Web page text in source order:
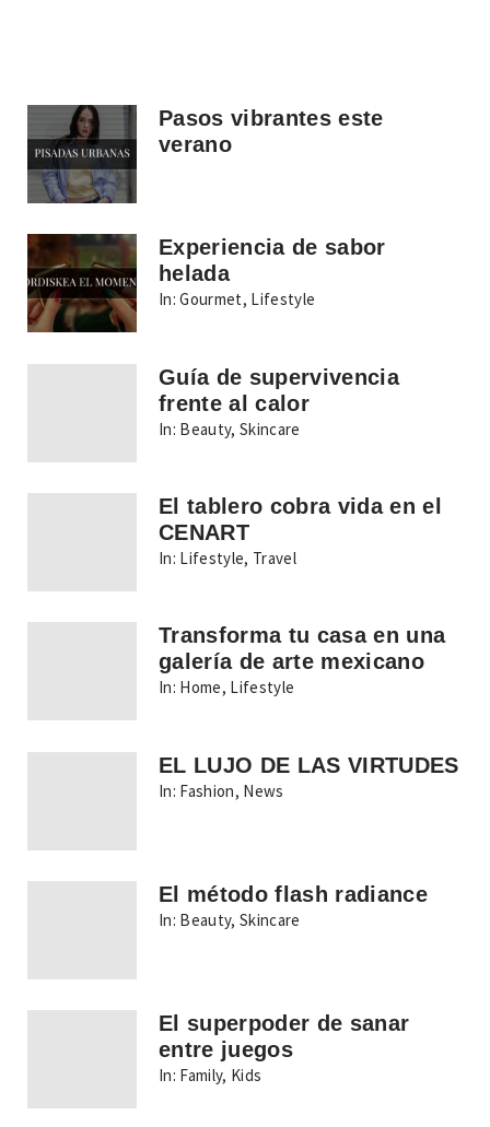
Pasos vibrantes este
verano
Experiencia de sabor
helada
In: Gourmet, Lifestyle
Guía de supervivencia
frente al calor
In: Beauty,Skincare
El tablero cobra vida en el
CENART
In: Lifestyle, Travel
Transforma tu casa en una
galería de arte mexicano
In: Home, Lifestyle
EL LUJO DE LAS VIRTUDES
In: Fashion, News
El método flash radiance
In: Beauty,Skincare
El superpoder de sanar
entre juegos
In: Family, Kids